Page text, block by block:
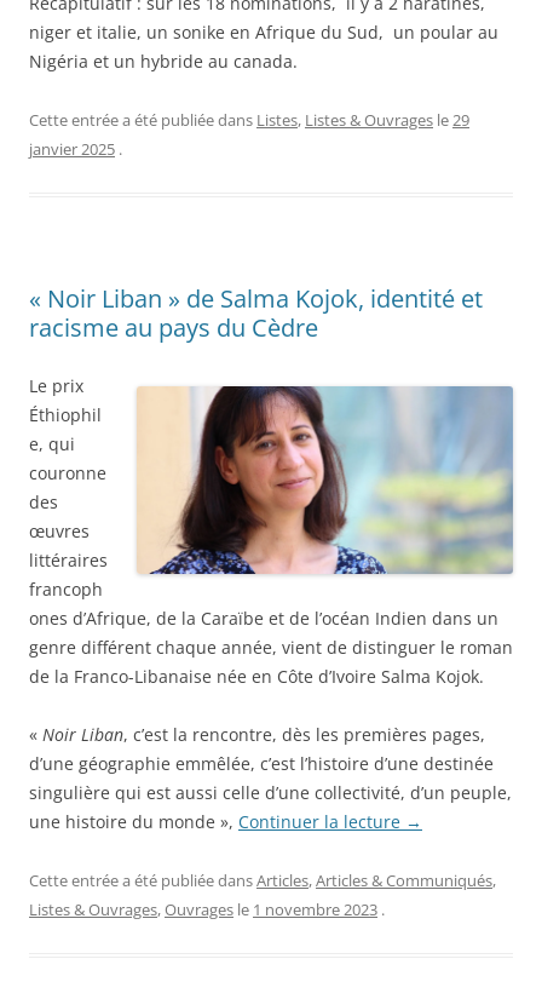
niger et italie, un sonike en Afrique du Sud, un poular au
Nigéria et un hybride au canada.
Cette entrée a été publiée dans Listes, Listes & Ouvrages le29
janvier 2025 .
« Noir Liban » de Salma Kojok, identité et
racisme au pays du Cèdre
Le prix
Éthiophil
e, qui
couronne
des
œuvres
littéraires
francoph
ones d’Afrique, de la Caraïbe et de l’océan Indien dans un
genre différent chaque année, vient de distinguer le roman
de la Franco-Libanaise née en Côte d’Ivoire Salma Kojok.
« Noir Liban, c’est la rencontre, dès les premières pages,
d’une géographie emmêlée, c’est l’histoire d’une destinée
singulière qui est aussi celle d’une collectivité, d’un peuple,
une histoire du monde », Continuer la lecture →
Cette entrée a été publiée dansArticles,Articles & Communiqués,
Listes & Ouvrages,Ouvrages le 1 novembre 2023 .